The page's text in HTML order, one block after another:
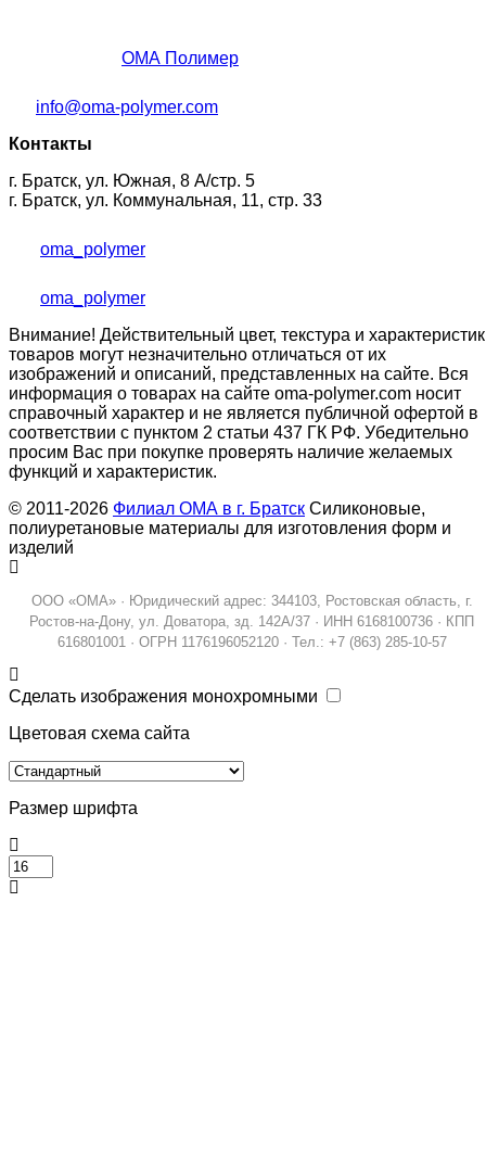
ОМА Полимер
info@oma-polymer.com
Контакты
г. Братск, ул. Южная, 8 А/стр. 5
г. Братск, ул. Коммунальная, 11, стр. 33
oma_polymer
oma_polymer
Внимание! Действительный цвет, текстура и
товаров могут незначительно отличаться от их
изображений и описаний, представленных на сайте. Вся
информация о товарах на сайте oma-polymer.com носит
справочный характер и не является публичной офертой в
соответствии с пунктом 2 статьи 437 ГК РФ. Убедительно
просим Вас при покупке проверять наличие желаемых
функций и характеристик.
© 2011-2026 Филиал ОМА в г. Братск Силиконовые,
полиуретановые материалы для изготовления форм и
изделий
ООО «ОМА» · Юридический адрес: 344103, Ростовская область, г.
Ростов-на-Дону, ул. Доватора, зд. 142А/37 · ИНН 6168100736 · КПП
616801001 · ОГРН 1176196052120 · Тел.: +7 (863) 285-10-57
Сделать изображения монохромными
Цветовая схема сайта
Размер шрифта